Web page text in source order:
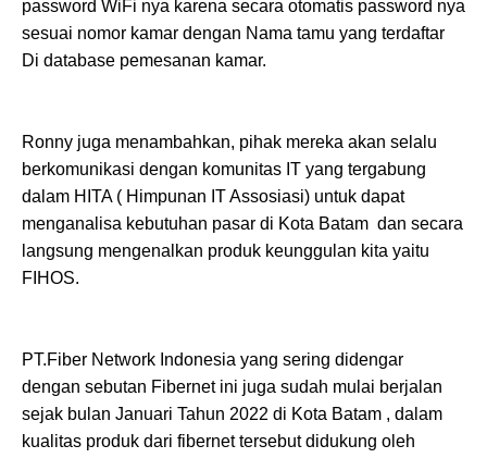
password WiFi nya karena secara otomatis password nya
sesuai nomor kamar dengan Nama tamu yang terdaftar
Di database pemesanan kamar.
Ronny juga menambahkan, pihak mereka akan selalu
berkomunikasi dengan komunitas IT yang tergabung
dalam HITA ( Himpunan IT Assosiasi) untuk dapat
menganalisa kebutuhan pasar di Kota Batam dan secara
langsung mengenalkan produk keunggulan kita yaitu
FIHOS.
PT.Fiber Network Indonesia yang sering didengar
dengan sebutan Fibernet ini juga sudah mulai berjalan
sejak bulan Januari Tahun 2022 di Kota Batam , dalam
kualitas produk dari fibernet tersebut didukung oleh